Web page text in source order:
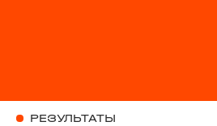
РЕЗУЛЬТАТЫ